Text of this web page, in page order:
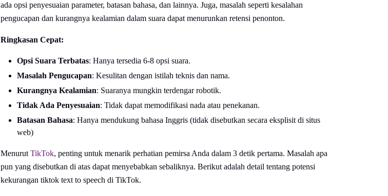
ada opsi penyesuaian parameter, batasan bahasa, dan lainnya. Juga, masalah seperti kesalahan
pengucapan dan kurangnya kealamian dalam suara dapat menurunkan retensi penonton.
Ringkasan Cepat:
Opsi Suara Terbatas: Hanya tersedia 6-8 opsi suara.
Masalah Pengucapan: Kesulitan dengan istilah teknis dan nama.
Kurangnya Kealamian: Suaranya mungkin terdengar robotik.
Tidak Ada Penyesuaian: Tidak dapat memodifikasi nada atau penekanan.
Batasan Bahasa: Hanya mendukung bahasa Inggris (tidak disebutkan secara eksplisit di situs
web)
MenurutTikTok, penting untuk menarik perhatian pemirsa Anda dalam 3 detik pertama. Masalah apa
pun yang disebutkan di atas dapat menyebabkan sebaliknya. Berikut adalah detail tentang potensi
kekurangan tiktok text to speech di TikTok.